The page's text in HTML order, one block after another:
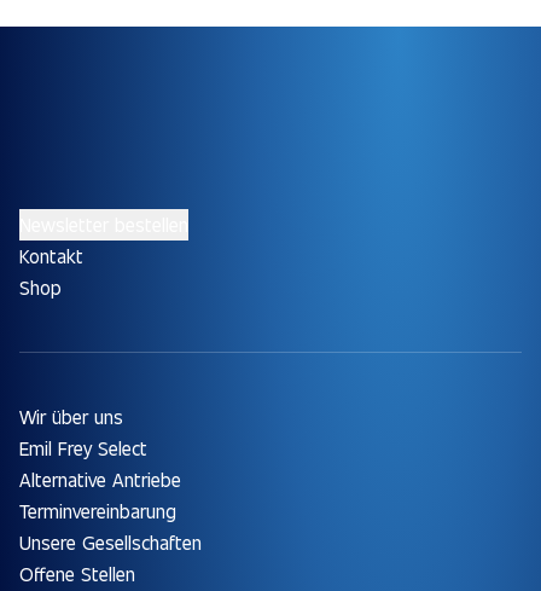
Kontakt
Shop
Wir über uns
Emil Frey Select
Alternative Antriebe
Terminvereinbarung
Unsere Gesellschaften
Offene Stellen